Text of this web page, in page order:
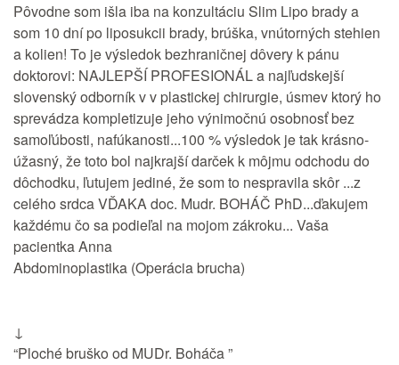
Pôvodne som išla iba na konzultáciu Slim Lipo brady a
som 10 dní po liposukcii brady, brúška, vnútorných stehien
a kolien! To je výsledok bezhraničnej dôvery k pánu
doktorovi: NAJLEPŠÍ PROFESIONÁL a najľudskejší
slovenský odborník v v plastickej chirurgie, úsmev ktorý ho
sprevádza kompletizuje jeho výnimočnú osobnosť bez
samoľúbosti, nafúkanosti...100 % výsledok je tak krásno-
úžasný, že toto bol najkrajší darček k môjmu odchodu do
dôchodku, ľutujem jediné, že som to nespravila skôr ...z
celého srdca VĎAKA doc. Mudr. BOHÁČ PhD...ďakujem
každému čo sa podieľal na mojom zákroku... Vaša
pacientka Anna
Abdominoplastika (Operácia brucha)
↓
“Ploché bruško od MUDr. Boháča ”